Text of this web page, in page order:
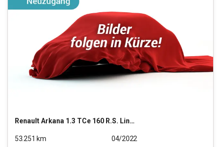
RenaultArkana 1.3 TCe 160 R.S. Line GPF (EURO 6d)
53.251 km
04/2022